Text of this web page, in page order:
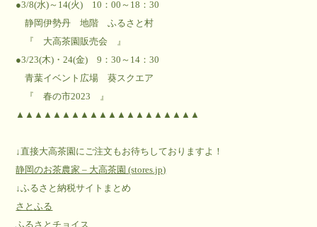
●3/8(水)～14(火) 10：00～18：30
静岡伊勢丹 地階 ふるさと村
『 大高茶園販売会 』
●3/23(木)・24(金) 9：30～14：30
青葉イベント広場 葵スクエア
『 春の市2023 』
▲▲▲▲▲▲▲▲▲▲▲▲▲▲▲▲▲▲▲▲
↓直接大高茶園にご注文もお待ちしておりますよ！
静岡のお茶農家 – 大高茶園 (stores.jp)
↓ふるさと納税サイトまとめ
さとふる
ふるさとチョイス